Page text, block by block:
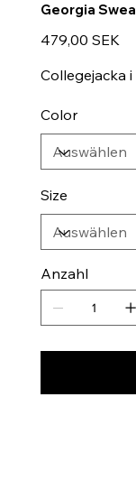
Georgia
Preis
479,00 SEK
Collegejacka
Color
Size
Anzahl